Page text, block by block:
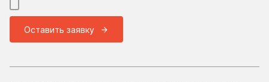
Оставить заявку